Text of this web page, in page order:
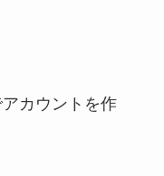
カウントを作